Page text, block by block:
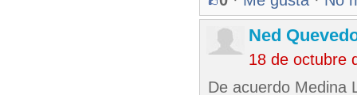
Ned
18 de octubre
De acuerdo Medina